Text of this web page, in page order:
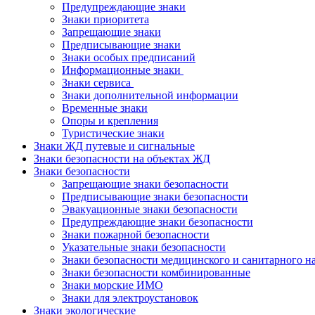
Предупреждающие знаки
Знаки приоритета
Запрещающие знаки
Предписывающие знаки
Знаки особых предписаний
Информационные знаки
Знаки сервиса
Знаки дополнительной информации
Временные знаки
Опоры и крепления
Туристические знаки
Знаки ЖД путевые и сигнальные
Знаки безопасности на объектах ЖД
Знаки безопасности
Запрещающие знаки безопасности
Предписывающие знаки безопасности
Эвакуационные знаки безопасности
Предупреждающие знаки безопасности
Знаки пожарной безопасности
Указательные знаки безопасности
Знаки безопасности медицинского и санитарного
Знаки безопасности комбинированные
Знаки морские ИМО
Знаки для электроустановок
Знаки экологические